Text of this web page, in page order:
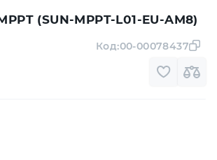
(SUN-MPPT-L01-EU-AM8)
Код:00-00078437